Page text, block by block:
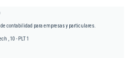
contabilidad para empresas y particulares.
, 10 - PLT 1